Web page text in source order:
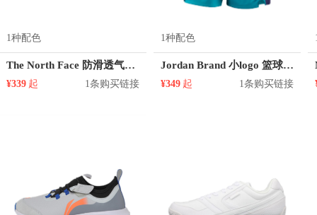
1种配色
The North Face 防滑透气越野跑鞋 39I9
¥339 起 1条购买链接
1种配色
Jordan Brand 小logo 篮球训练运动短裤 AJ5590
¥349 起 1条购买链接